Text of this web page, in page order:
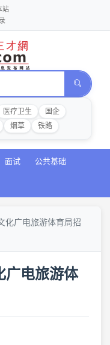
站
医疗卫生
国企
烟草 铁路
面试 公共基础
化广电旅游体育局招
广电旅游体